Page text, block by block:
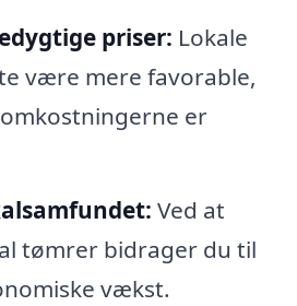
priser: Lokale
være mere favorable,
er
Ved at
tømrer bidrager du til
vækst.